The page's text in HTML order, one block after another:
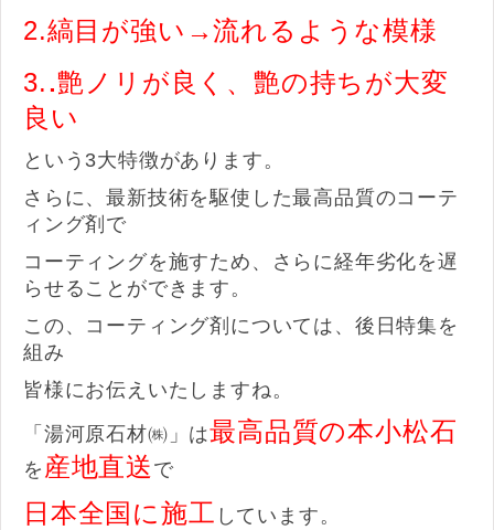
2.縞目が強い→流れるような模様
3. .艶ノリが良く 、艶の持ちが大変
良い
という3大特徴があります。
さらに、最新技術を駆使した最高品質のコーテ
ィング剤で
コーティングを施すため、さらに経年劣化を遅
らせることができます。
この、コーティング剤については、後日特集を
組み
皆様にお伝えいたしますね。
「湯河原石材㈱」は最高品質の本小松石
を 産地直送 で
日本全国に施工 しています。